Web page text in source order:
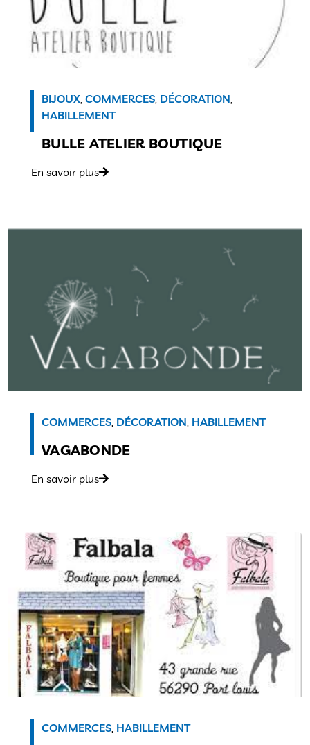
BIJOUX, COMMERCES, DÉCORATION,
HABILLEMENT
BULLE ATELIER BOUTIQUE
En savoir plus
COMMERCES DÉCORATION HABILLEMENT
VAGABONDE
En savoir plus
COMMERCES, HABILLEMENT